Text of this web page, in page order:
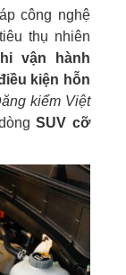
công nghệ
thụ nhiên
vận hành
kiện hỗn
kiểm Việt
SUV cỡ